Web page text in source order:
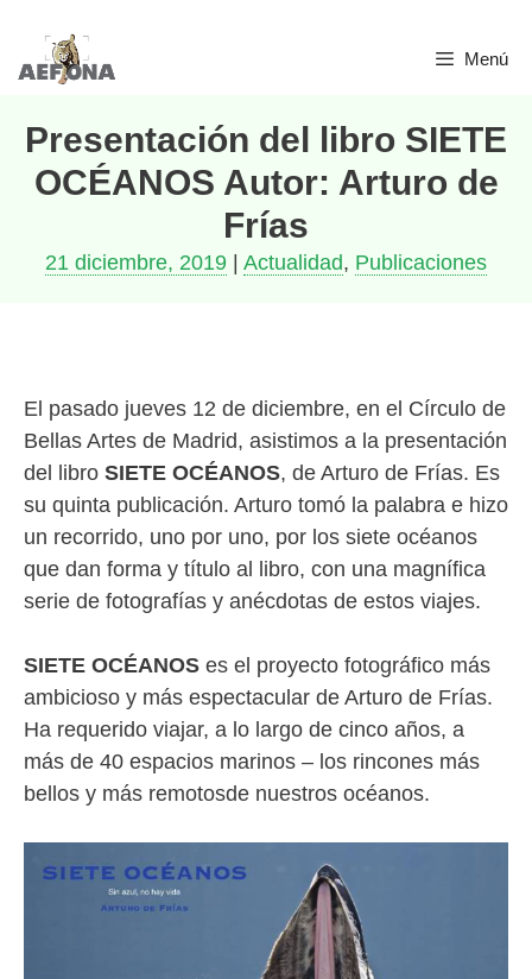
Saltar
Menú
Presentación del libro SIETE
OCÉANOS Autor: Arturo de
Frías
21 diciembre, 2019 Actualidad, Publicaciones
El pasado jueves 12 de diciembre, en el Círculo de
Bellas Artes de Madrid, asistimos a la presentación
del libro SIETE OCÉANOS, de Arturo de Frías. Es
su quinta publicación. Arturo tomó la palabra e hizo
un recorrido, uno por uno, por los siete océanos
que dan forma y título al libro, con una magnífica
serie de fotografías y anécdotas de estos viajes.
SIETE OCÉANOS es el proyecto fotográfico más
ambicioso y más espectacular de Arturo de Frías.
Ha requerido viajar, a lo largo de cinco años, a
más de 40 espacios marinos – los rincones más
bellos y más remotosde nuestros océanos.